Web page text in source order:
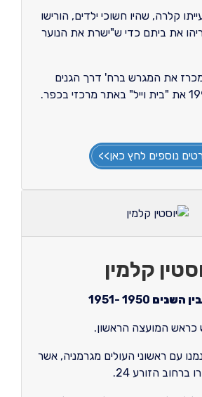
קלרה, שהיו חשוכי ילדים, הורישו
את ביתם כדי ש"ישרת את הנוער
את המגרש ברח' דרך הגנים
נוספים לחץ כאן>>
קלמין
השנים 1950 -1951
כראש המועצה הראשון.
נמנו עם ראשוני העולים מגרמניה, אשר
ברחוב הזורע 24.